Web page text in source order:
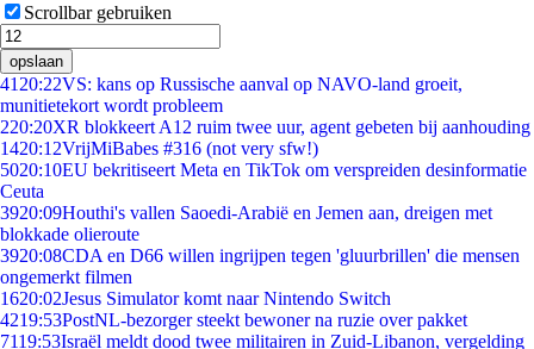
Scrollbar gebruiken
opslaan
41 20:22VS: kans op Russische aanval op NAVO-land groeit,
munitietekort wordt probleem
220:20XR blokkeert A12 ruim twee uur, agent gebeten bij aanhouding
1420:12VrijMiBabes #316 (not very sfw!)
5020:10EU bekritiseert Meta en TikTok om verspreiden desinformatie
Ceuta
3920:09Houthi's vallen Saoedi-Arabië en Jemen aan, dreigen met
blokkade olieroute
3920:08CDA en D66 willen ingrijpen tegen 'gluurbrillen' die mensen
ongemerkt filmen
1620:02Jesus Simulator komt naar Nintendo Switch
4219:53PostNL-bezorger steekt bewoner na ruzie over pakket
7119:53Israël meldt dood twee militairen in Zuid-Libanon, vergelding